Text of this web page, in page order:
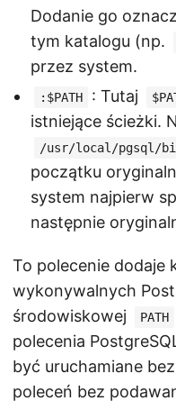
Dodanie go
tym katalogu (np.
przez system.
:$PATH : Tutaj
istniejące ścieżki.
/usr/local/pgsql/
początku
system najpierw
następnie
To polecenie dodaje
wykonywalnych
środowiskowej
PATH
polecenia
być uruchamiane
poleceń bez